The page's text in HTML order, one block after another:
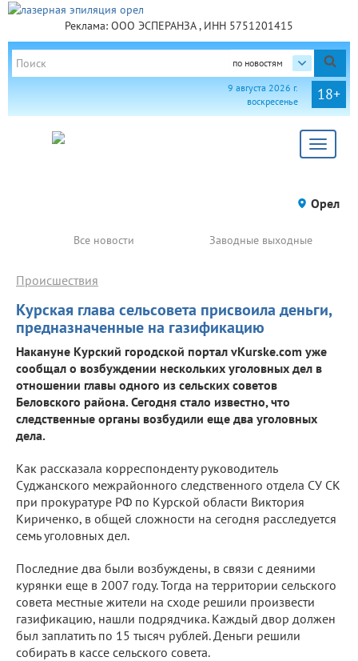
Реклама: ООО ЭСПЕРАНЗА , ИНН 5751201415
по новостям
18+
9 августа 2026 г.
воскресенье
Toggle
Орел
Все новости Заводные выходные
Курская глава сельсовета присвоила деньги,
предназначенные на газификацию
Происшествия
Накануне Курский городской портал vKurske.com уже
сообщал о возбуждении нескольких уголовных дел в
отношении главы одного из сельских советов
Беловского района. Сегодня стало известно, что
следственные органы возбудили еще два уголовных
дела.
Как рассказала корреспонденту руководитель
Суджанского межрайонного следственного отдела СУ СК
при прокуратуре РФ по Курской области Виктория
Кириченко, в общей сложности на сегодня расследуется
семь уголовных дел.
Последние два были возбуждены, в связи с деяними
курянки еще в 2007 году. Тогда на территории сельского
совета местные жители на сходе решили произвести
газификацию, нашли подрядчика. Каждый двор должен
был заплатить по 15 тысяч рублей. Деньги решили
собирать в кассе сельского совета.